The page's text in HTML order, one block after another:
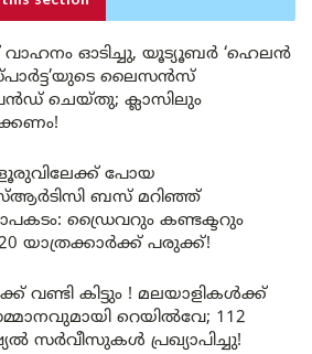
വാഹനം ഓടിച്ചു, യൂട്യൂബർ ‘ഹെലൻ
ലൈസൻസ്
ചെയ്തു; ക്ലാസിലും
പോയ
ബസ് മറിഞ്ഞ്
ഡ്രൈവറും കണ്ടക്ടറും
20 യാത്രക്കാർക്ക് പരുക്ക്!
വണ്ടി കിട്ടും ! മലയാളികൾക്ക്
റെയിൽവേ; 112
സർവീസുകൾ പ്രഖ്യാപിച്ചു!